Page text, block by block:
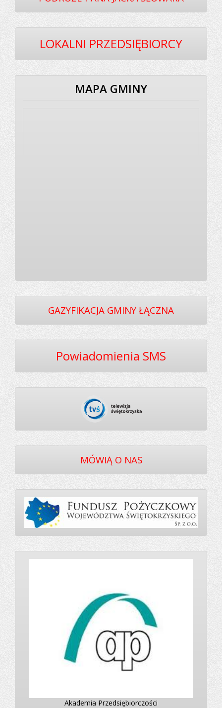
LOKALNI PRZEDSIĘBIORCY
MAPA GMINY
GAZYFIKACJA GMINY ŁĄCZNA
Powiadomienia SMS
MÓWIĄ O NAS
Akademia Przedsiębiorczości